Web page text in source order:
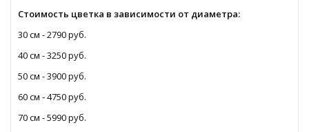
Стоимость цветка в зависимости от диаметра:
30 см - 2790 руб.
40 см - 3250 руб.
50 см - 3900 руб.
60 см - 4750 руб.
70 см - 5990 руб.